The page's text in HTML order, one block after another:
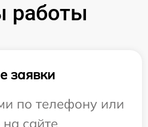
работы
заявки
по телефону или
на сайте